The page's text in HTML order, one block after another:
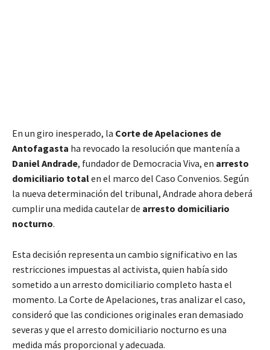
En un giro inesperado, la Corte de Apelaciones de
Antofagasta ha revocado la resolución que mantenía a
Daniel Andrade, fundador de Democracia Viva, en arresto
domiciliario totalen el marco del Caso Convenios. Según
la nueva determinación del tribunal, Andrade ahora deberá
cumplir una medida cautelar de arresto domiciliario
nocturno.
Esta decisión representa un cambio significativo en las
restricciones impuestas al activista, quien había sido
sometido a un arresto domiciliario completo hasta el
momento. La Corte de Apelaciones, tras analizar el caso,
consideró que las condiciones originales eran demasiado
severas y que el arresto domiciliario nocturno es una
medida más proporcional y adecuada.